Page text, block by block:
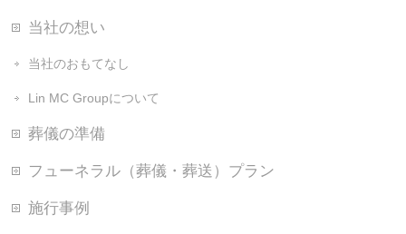
当社の想い
当社のおもてなし
Lin MC Groupについて
葬儀の準備
フューネラル（葬儀・葬送）プラン
施行事例